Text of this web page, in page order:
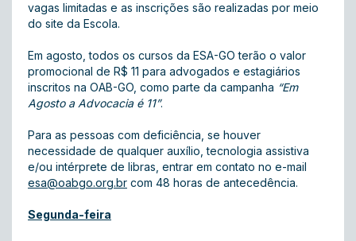
vagas limitadas e as inscrições são realizadas por meio
do site da Escola.
Em agosto, todos os cursos da ESA-GO terão o valor
promocional de R$ 11 para advogados e estagiários
inscritos na OAB-GO, como parte da campanha “Em
Agosto a Advocacia é 11”.
Para as pessoas com deficiência, se houver
necessidade de qualquer auxílio, tecnologia assistiva
e/ou intérprete de libras, entrar em contato no e-mail
esa@oabgo.org.br com 48 horas de antecedência.
Segunda-feira